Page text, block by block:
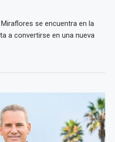
se encuentra en la
a convertirse en una nueva